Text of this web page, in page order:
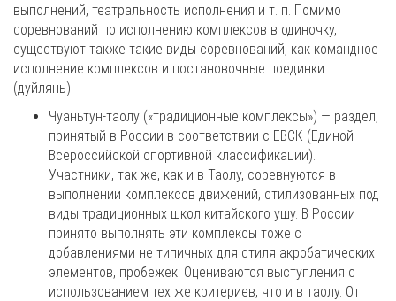
выполнений, театральность исполнения и т. п. Помимо
соревнований по исполнению комплексов в одиночку,
существуют также такие виды соревнований, как командное
исполнение комплексов и постановочные поединки
(дуйлянь).
Чуаньтун-таолу («традиционные комплексы») — раздел,
принятый в России в соответствии с ЕВСК (Единой
Всероссийской спортивной классификации).
Участники, так же, как и в Таолу, соревнуются в
выполнении комплексов движений, стилизованных под
виды традиционных школ китайского ушу. В России
принято выполнять эти комплексы тоже с
добавлениями не типичных для стиля акробатических
элементов, пробежек. Оцениваются выступления с
использованием тех же критериев, что и в таолу. От